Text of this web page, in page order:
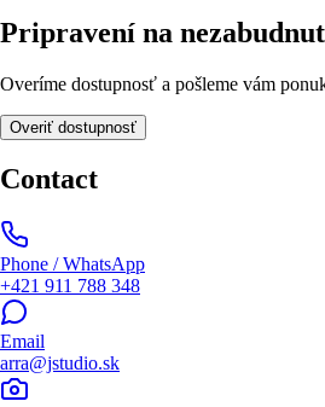
Pripravení na
Overíme dostupnosť a pošleme vám
Overiť dostupnosť
Contact
Phone / WhatsApp
+421 911 788 348
Email
arra@jstudio.sk